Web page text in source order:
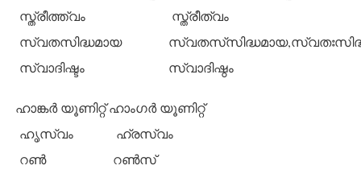
സ്ത്രീത്ത്വം
സ്ത്രീത്വം
സ്വതസിദ്ധമായ
സ്വാദിഷ്ടം
സ്വാദിഷ്ഠം
ഹാങ്കര്‍ യൂണിറ്റ് ഹാംഗര്‍ യൂണിറ്റ്
ഹൃസ്വം
ഹ്രസ്വം
റണ്‍
റണ്‍സ്